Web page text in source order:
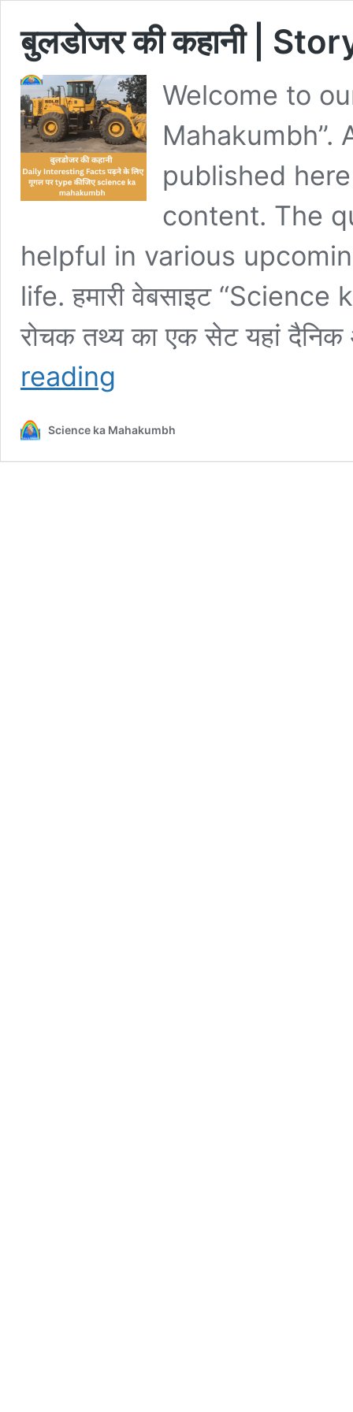
बुलडोजर की कहानी |
Welcome to
Mahakumbh”.
published
content. The
helpful in various
life. हमारी वेबसाइट
रोचक तथ्य का एक सेट यहां
reading
Story
Bulldozer
Science ka Mahakumbh